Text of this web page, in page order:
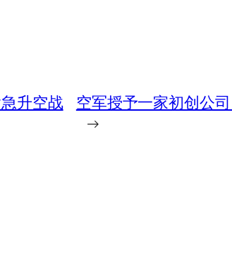
升空战
空军授予一家初创公
→